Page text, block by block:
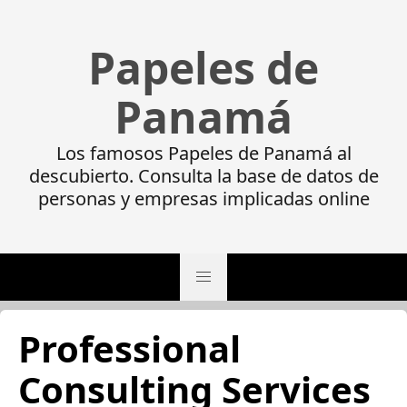
Papeles de
Panamá
Los famosos Papeles de Panamá al
descubierto. Consulta la base de datos de
personas y empresas implicadas online
Professional
Consulting Services